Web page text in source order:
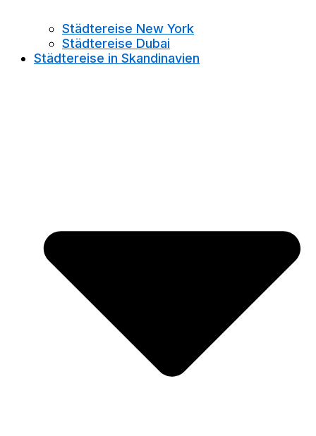
Städtereise New York
Städtereise Dubai
Städtereise in Skandinavien